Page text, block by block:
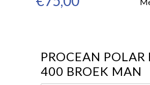
PROCEAN POLAR
400 BROEK MAN